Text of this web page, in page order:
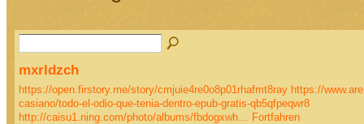
mxrldzch
https://open.firstory.me/story/cmjuie4re0o8p01rhafmt8ray https://
casiano/todo-el-odio-que-tenia-dentro-epub-gratis-qb5qfpeqwr8
http://caisu1.ning.com/photo/albums/fbdogxwh…
Fortfahren